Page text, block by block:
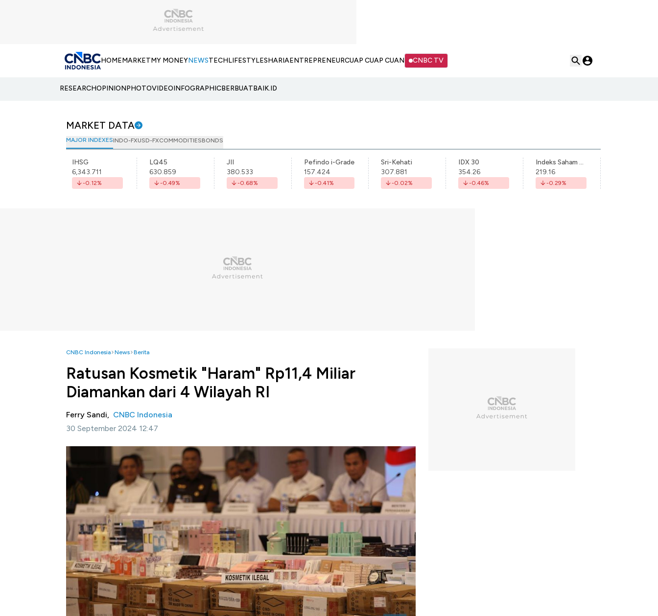
HOMEMARKETMY MONEYNEWSTECHLIFESTYLESHARIAENTREPRENEURCUAP CUAP CUAN CNBC TV
RESEARCHOPINIONPHOTOVIDEOINFOGRAPHICBERBUATBAIK.ID
MARKET DATA
MAJOR INDEXESINDO-FXUSD-FXCOMMODITIESBONDS
IHSG
6,343.711
-0.12%
LQ45
630.859
-0.49%
JII
380.533
-0.68%
Pefindo i-Grade
157.424
-0.41%
Sri-Kehati
307.881
-0.02%
IDX 30
354.26
-0.46%
Indeks Saham Syariah Indonesia
219.16
-0.29%
CNBC Indonesia News Berita
Ratusan Kosmetik "Haram" Rp11,4 Miliar
Diamankan dari 4 Wilayah RI
Ferry Sandi, CNBC Indonesia
30 September 2024 12:47